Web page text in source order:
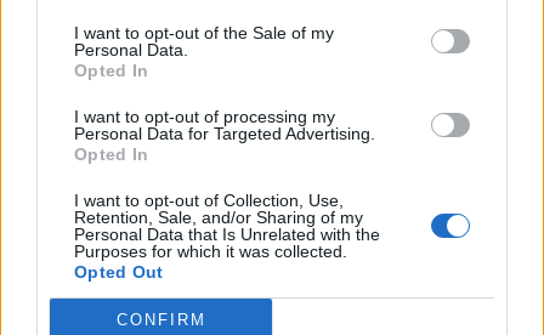
I want to opt-out of the Sale of my
Personal Data.
Opted In
I want to opt-out of processing my
Personal Data for Targeted Advertising.
Opted In
I want to opt-out of Collection, Use,
Retention, Sale, and/or Sharing of my
Personal Data that Is Unrelated with the
Purposes for which it was collected.
Opted Out
CONFIRM
00:00 01:16
Leonardo Maria Del Vecchio dall'ex compagna
in ospedale. Le dichiarazioni ai giornalisti